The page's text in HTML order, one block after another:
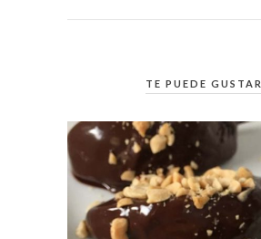
TE PUEDE GUSTAR